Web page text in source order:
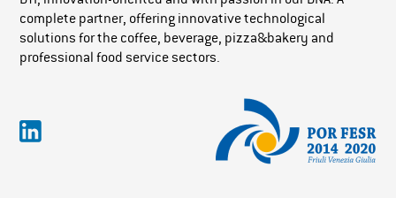
complete partner, offering innovative technological
solutions for the coffee, beverage, pizza&bakery and
professional food service sectors.